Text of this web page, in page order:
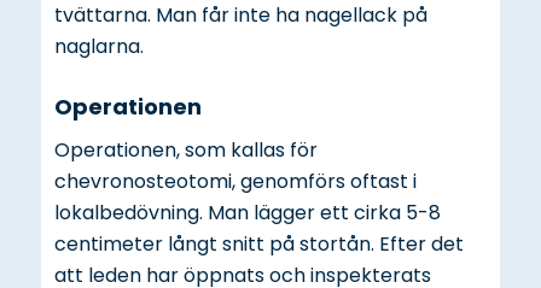
tvättarna. Man får inte ha nagellack på
naglarna.
Operationen
Operationen, som kallas för
chevronosteotomi, genomförs oftast i
lokalbedövning. Man lägger ett cirka 5-8
centimeter långt snitt på stortån. Efter det
att leden har öppnats och inspekterats